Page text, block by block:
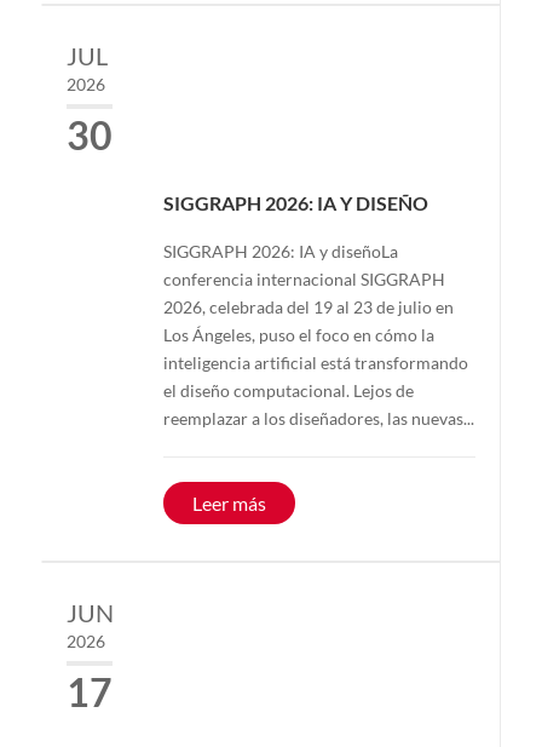
JUL
2026
30
SIGGRAPH 2026: IA Y DISEÑO
SIGGRAPH 2026: IA y diseñoLa
conferencia internacional SIGGRAPH
2026, celebrada del 19 al 23 de julio en
Los Ángeles, puso el foco en cómo la
inteligencia artificial está transformando
el diseño computacional. Lejos de
reemplazar a los diseñadores, las nuevas...
Leer más
JUN
2026
17